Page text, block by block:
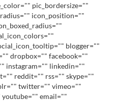
pic_bordersize=""
icon_position=""
blogger=""
dropbox="" facebook=""
instagram="" linkedin=""
reddit="" rss="" skype=""
twitter="" vimeo=""
email=""